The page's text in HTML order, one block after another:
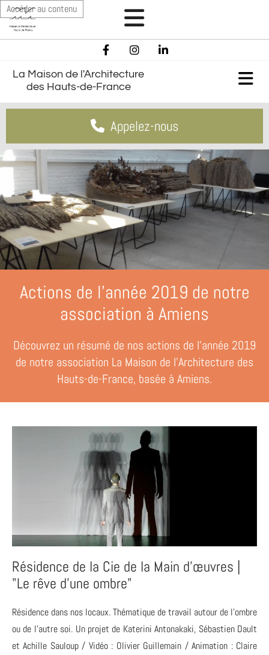
Accéder au contenu
La Maison de l'Architecture
des Hauts-de-France
Appelez-nous
Actions de l'année 2019 de notre
association à Amiens
Découvrez un résumé de nos actions de l'année 2019
de notre association La Maison de l'Architecture des
Hauts-de-France, basée à Amiens.
Résidence de la Cie de la Main d’œuvres |
"Le rêve d’une ombre"
Résidence dans nos locaux. Thématique de travail autour de l’ombre
ou de l’autre soi. Un projet de Katerini Antonakaki, Sébastien Dault
et Achille Sauloup / Vidéo : Olivier Guillemain / Animation : Claire